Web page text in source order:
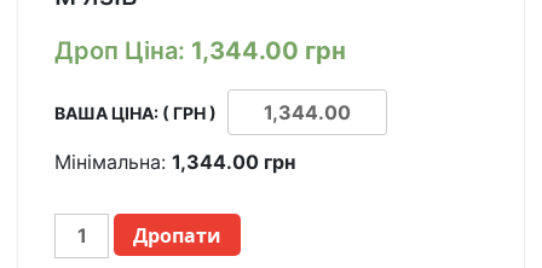
Дроп Ціна: 1,344.00 грн
ВАША ЦІНА: ( ГРН )
Мінімальна: 1,344.00 грн
ТРЕНАЖЁР
НАПОЛЬНЫЙ
Дропати